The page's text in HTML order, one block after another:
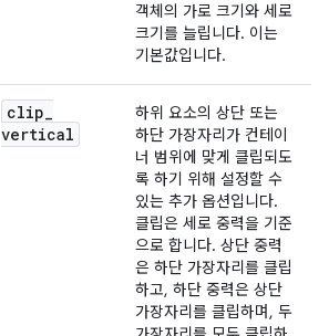
객체의 가로 크기와 세로
크기를 늘립니다. 이는
기본값입니다.
clip_
vertical
하위 요소의 상단 또는
하단 가장자리가 컨테이
너 범위에 맞게 클립되도
록 하기 위해 설정할 수
있는 추가 옵션입니다.
클립은 세로 중력을 기준
으로 합니다. 상단 중력
은 하단 가장자리를 클립
하고, 하단 중력은 상단
가장자리를 클립하며, 두